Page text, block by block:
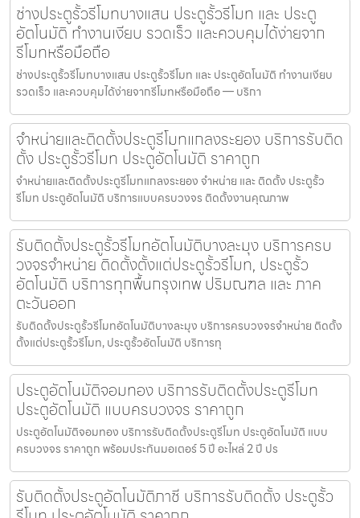
ช่างประตูรั้วรีโมทบางแสน ประตูรั้วรีโมท และ ประตู
อัตโนมัติ ทำงานเงียบ รวดเร็ว และควบคุมได้ง่ายจาก
รีโมทหรือมือถือ
ช่างประตูรั้วรีโมทบางแสน ประตูรั้วรีโมท และ ประตูอัตโนมัติ ทำงานเงียบ
รวดเร็ว และควบคุมได้ง่ายจากรีโมทหรือมือถือ — บริกา
จำหน่ายและติดตั้งประตูรีโมทแกลงระยอง บริการรับติด
ตั้ง ประตูรั้วรีโมท ประตูอัตโนมัติ ราคาถูก
จำหน่ายและติดตั้งประตูรีโมทแกลงระยอง จำหน่าย และ ติดตั้ง ประตูรั้ว
รีโมท ประตูอัตโนมัติ บริการแบบครบวงจร ติดตั้งงานคุณภาพ
รับติดตั้งประตูรั้วรีโมทอัตโนมัติบางละมุง บริการครบ
วงจรจำหน่าย ติดตั้งตั้งแต่ประตูรั้วรีโมท, ประตูรั้ว
อัตโนมัติ บริการทุกพื้นกรุงเทพ ปริมณฑล และ ภาค
ตะวันออก
รับติดตั้งประตูรั้วรีโมทอัตโนมัติบางละมุง บริการครบวงจรจำหน่าย ติดตั้ง
ตั้งแต่ประตูรั้วรีโมท, ประตูรั้วอัตโนมัติ บริการทุ
ประตูอัตโนมัติจอมทอง บริการรับติดตั้งประตูรีโมท
ประตูอัตโนมัติ แบบครบวงจร ราคาถูก
ประตูอัตโนมัติจอมทอง บริการรับติดตั้งประตูรีโมท ประตูอัตโนมัติ แบบ
ครบวงจร ราคาถูก พร้อมประกันมอเตอร์ 5 ปี อะไหล่ 2 ปี ปร
รับติดตั้งประตูอัตโนมัติภาชี บริการรับติดตั้ง ประตูรั้ว